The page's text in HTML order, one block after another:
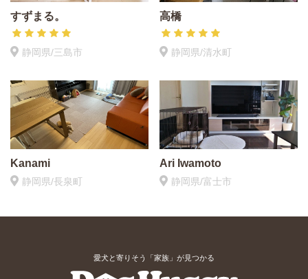
すずまる。
静岡県/三島市
高橋
静岡県/清水町
Kanami
静岡県/長泉町
Ari Iwamoto
静岡県/富士市
愛犬と寄りそう「家族」が見つかる